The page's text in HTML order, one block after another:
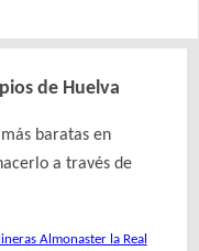
de Huelva
baratas en
a través de
Almonaster la Real